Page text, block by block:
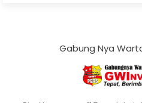
Gabung Nya